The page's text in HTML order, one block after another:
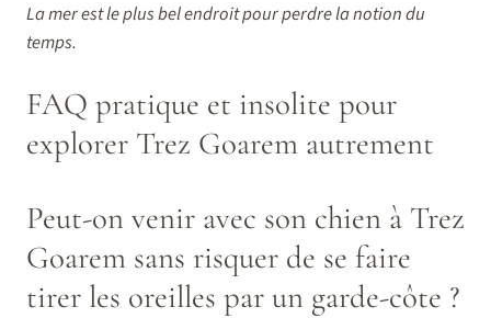
La mer est le plus bel endroit pour perdre la notion du
temps.
FAQ pratique et insolite pour
explorer Trez Goarem autrement
Peut-on venir avec son chien à Trez
Goarem sans risquer de se faire
tirer les oreilles par un garde-côte ?